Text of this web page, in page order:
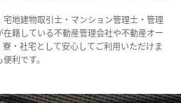
地建物取引士・マンション管理士・管理
籍している不動産管理会社や不動産オー
・社宅として安心してご利用いただけま
利です。